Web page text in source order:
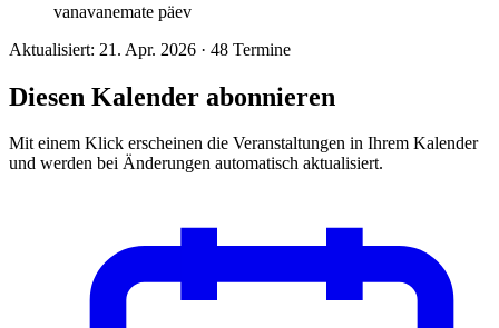
vanavanemate päev
Aktualisiert: 21. Apr. 2026 · 48 Termine
Diesen Kalender abonnieren
Mit einem Klick erscheinen die Veranstaltungen in Ihrem Kalender
und werden bei Änderungen automatisch aktualisiert.